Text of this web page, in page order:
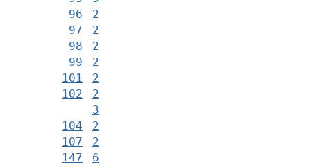
96
2
97
2
98
2
99
2
101
2
102
2
3
104
2
107
2
147
6